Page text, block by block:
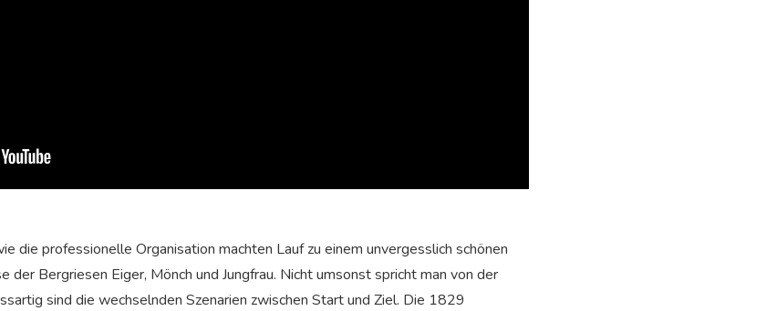
die professionelle Organisation machten Lauf zu einem unvergesslich schönen
der Bergriesen Eiger, Mönch und Jungfrau. Nicht umsonst spricht man von der
sind die wechselnden Szenarien zwischen Start und Ziel. Die 1829